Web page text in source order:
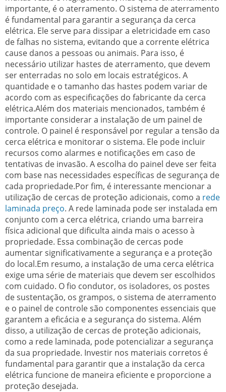
importante, é o aterramento. O sistema de aterramento
é fundamental para garantir a segurança da cerca
elétrica. Ele serve para dissipar a eletricidade em caso
de falhas no sistema, evitando que a corrente elétrica
cause danos a pessoas ou animais. Para isso, é
necessário utilizar hastes de aterramento, que devem
ser enterradas no solo em locais estratégicos. A
quantidade e o tamanho das hastes podem variar de
acordo com as especificações do fabricante da cerca
elétrica.Além dos materiais mencionados, também é
importante considerar a instalação de um painel de
controle. O painel é responsável por regular a tensão da
cerca elétrica e monitorar o sistema. Ele pode incluir
recursos como alarmes e notificações em caso de
tentativas de invasão. A escolha do painel deve ser feita
com base nas necessidades específicas de segurança de
cada propriedade.Por fim, é interessante mencionar a
utilização de cercas de proteção adicionais, como a rede
laminada preço. A rede laminada pode ser instalada em
conjunto com a cerca elétrica, criando uma barreira
física adicional que dificulta ainda mais o acesso à
propriedade. Essa combinação de cercas pode
aumentar significativamente a segurança e a proteção
do local.Em resumo, a instalação de uma cerca elétrica
exige uma série de materiais que devem ser escolhidos
com cuidado. O fio condutor, os isoladores, os postes
de sustentação, os grampos, o sistema de aterramento
e o painel de controle são componentes essenciais que
garantem a eficácia e a segurança do sistema. Além
disso, a utilização de cercas de proteção adicionais,
como a rede laminada, pode potencializar a segurança
da sua propriedade. Investir nos materiais corretos é
fundamental para garantir que a instalação da cerca
elétrica funcione de maneira eficiente e proporcione a
proteção desejada.